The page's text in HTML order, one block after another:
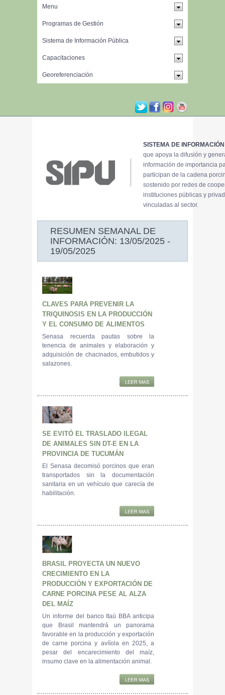
SISTEMA DE
que apoya la difusión y
información de importancia
participan de la cadena
sostenido por redes de
instituciones públicas y
vinculadas al sector.
RESUMEN SEMANAL DE
INFORMACIÓN: 13/05/2025 -
19/05/2025
CLAVES PARA PREVENIR LA
TRIQUINOSIS EN LA PRODUCCIÓN
Y EL CONSUMO DE ALIMENTOS
Senasa recuerda pautas sobre la
tenencia de animales y elaboración y
adquisición de chacinados, embutidos y
salazones.
SE EVITÓ EL TRASLADO ILEGAL
DE ANIMALES SIN DT-E EN LA
PROVINCIA DE TUCUMÁN
El Senasa decomisó porcinos que eran
transportados sin la documentación
sanitaria en un vehículo que carecía de
habilitación.
BRASIL PROYECTA UN NUEVO
CRECIMIENTO EN LA
PRODUCCIÓN Y EXPORTACIÓN DE
CARNE PORCINA PESE AL ALZA
DEL MAÍZ
Un informe del banco Itaú BBA anticipa
que Brasil mantendrá un panorama
favorable en la producción y exportación
de carne porcina y avííola en 2025, a
pesar del encarecimiento del maíz,
insumo clave en la alimentación animal.